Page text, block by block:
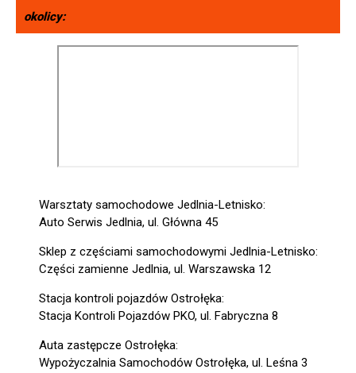
okolicy:
Warsztaty samochodowe Jedlnia-Letnisko:
Auto Serwis Jedlnia, ul. Główna 45
Sklep z częściami samochodowymi Jedlnia-Letnisko:
Części zamienne Jedlnia, ul. Warszawska 12
Stacja kontroli pojazdów Ostrołęka:
Stacja Kontroli Pojazdów PKO, ul. Fabryczna 8
Auta zastępcze Ostrołęka:
Wypożyczalnia Samochodów Ostrołęka, ul. Leśna 3